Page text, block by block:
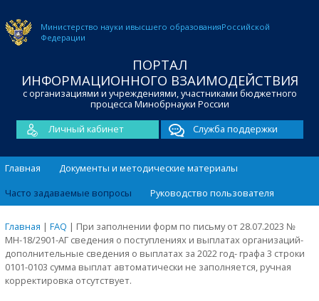
Министерство науки ивысшего образованияРоссийской
Федерации
ПОРТАЛ
ИНФОРМАЦИОННОГО ВЗАИМОДЕЙСТВИЯ
с организациями и учреждениями, участниками бюджетного
процесса Минобрнауки России
Личный кабинет
Служба поддержки
Главная
Документы и методические материалы
Часто задаваемые вопросы
Руководство пользователя
Главная | FAQ | При заполнении форм по письму от 28.07.2023 №
МН-18/2901-АГ сведения о поступлениях и выплатах организаций-
дополнительные сведения о выплатах за 2022 год- графа 3 строки
0101-0103 сумма выплат автоматически не заполняется, ручная
корректировка отсутствует.